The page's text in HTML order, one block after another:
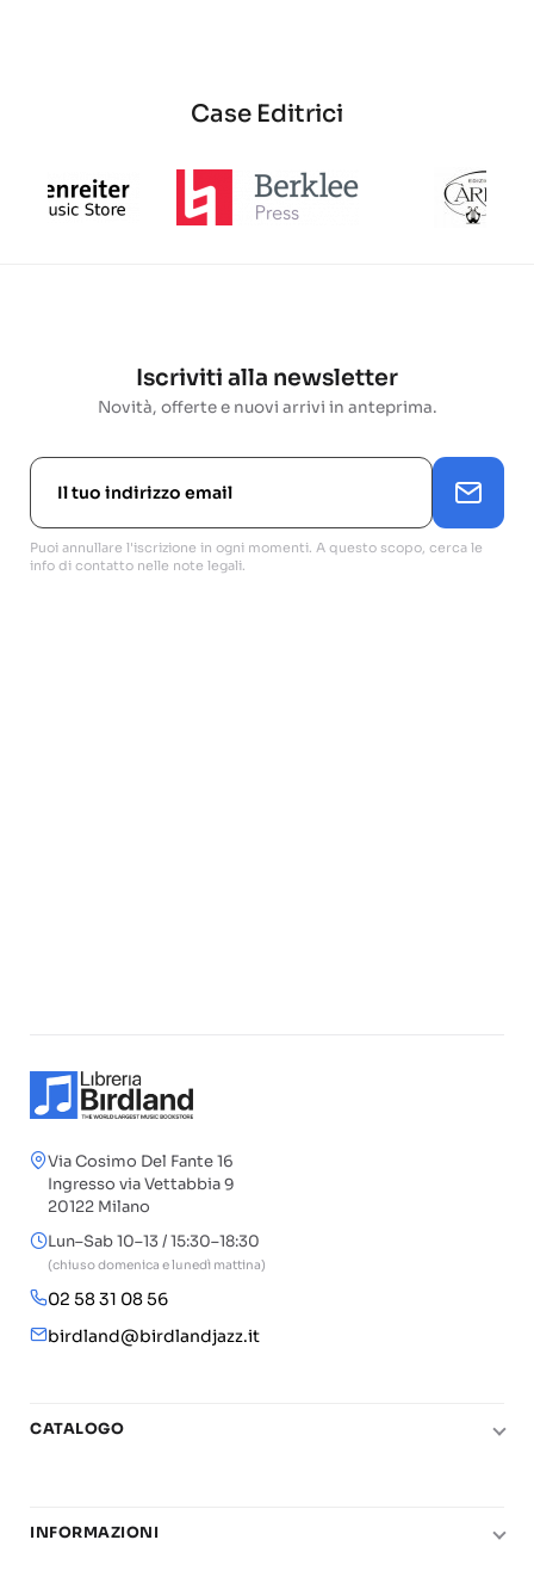
Case Editrici
Iscriviti alla newsletter
Novità, offerte e nuovi arrivi in anteprima.
Puoi annullare l'iscrizione in ogni momenti. A questo scopo, cerca le
info di contatto nelle note legali.
Via Cosimo Del Fante 16
Ingresso via Vettabbia 9
20122 Milano
Lun–Sab 10–13 / 15:30–18:30
(chiuso domenica e lunedì mattina)
02 58 31 08 56
birdland@birdlandjazz.it
CATALOGO
Chitarra
INFORMAZIONI